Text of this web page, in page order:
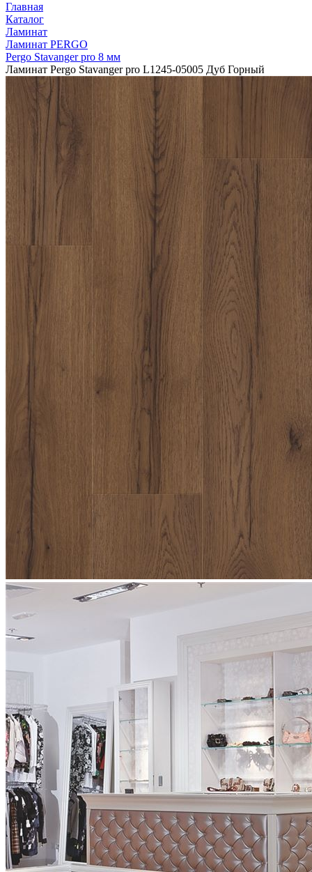
Главная
Каталог
Ламинат
Ламинат PERGO
Pergo Stavanger pro 8 мм
Ламинат Pergo Stavanger pro L1245-05005 Дуб Горный